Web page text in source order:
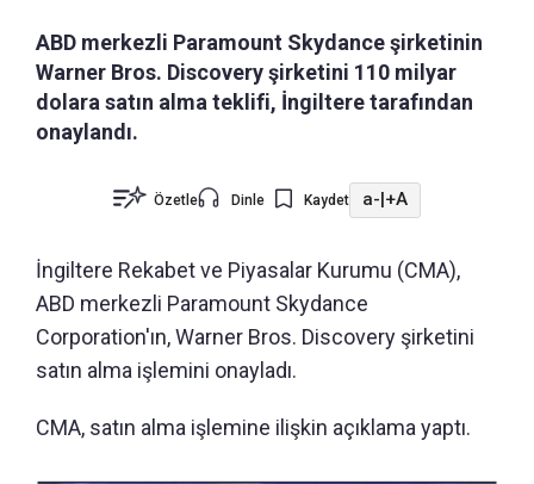
ABD merkezli Paramount Skydance şirketinin
Warner Bros. Discovery şirketini 110 milyar
dolara satın alma teklifi, İngiltere tarafından
onaylandı.
Özetle Dinle Kaydet a- +A
İngiltere Rekabet ve Piyasalar Kurumu (CMA),
ABD merkezli Paramount Skydance
Corporation'ın, Warner Bros. Discovery şirketini
satın alma işlemini onayladı.
CMA, satın alma işlemine ilişkin açıklama yaptı.